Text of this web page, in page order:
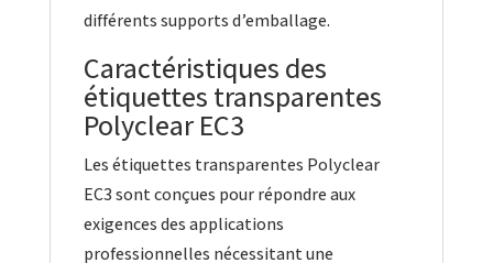
différents supports d’emballage.
Caractéristiques des
étiquettes transparentes
Polyclear EC3
Les étiquettes transparentes Polyclear
EC3 sont conçues pour répondre aux
exigences des applications
professionnelles nécessitant une